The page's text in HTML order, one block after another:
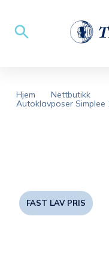
Hjem
Nettbutikk
Autoklavposer Simplee
FAST LAV PRIS